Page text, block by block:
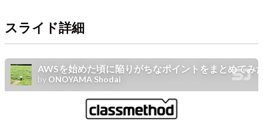
スライド詳細